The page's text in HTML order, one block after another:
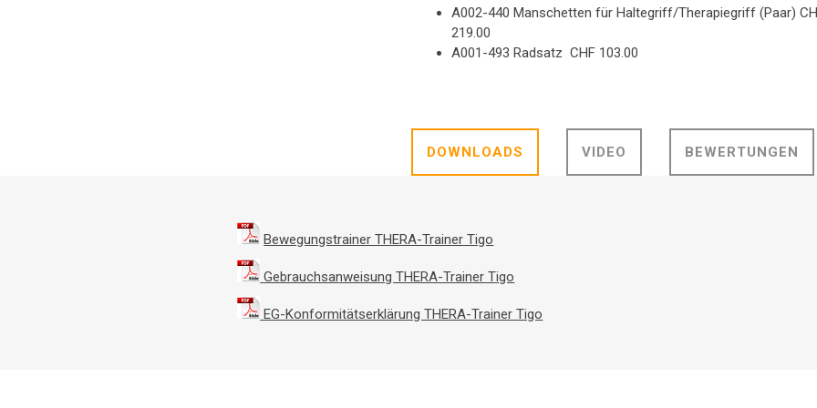
A002-440 Manschetten für Haltegriff/Therapiegriff (Paar)
219.00
A001-493 Radsatz CHF 103.00
DOWNLOADS VIDEO BEWERTUNGEN
Bewegungstrainer THERA-Trainer Tigo
Gebrauchsanweisung THERA-Trainer Tigo
EG-Konformitätserklärung THERA-Trainer Tigo